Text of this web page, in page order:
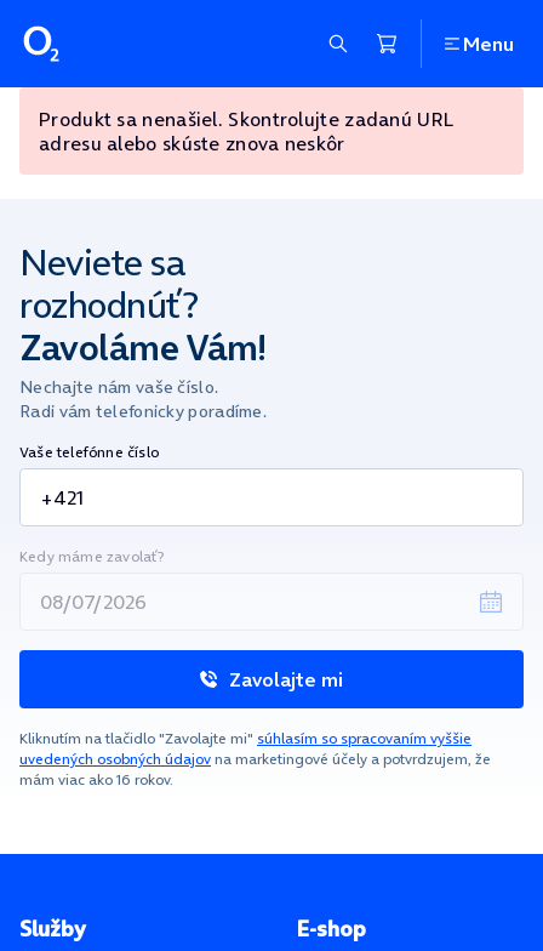
Menu
Produkt sa nenašiel. Skontrolujte zadanú URL
adresu alebo skúste znova neskôr
Neviete sa
rozhodnúť?
Zavoláme Vám!
Nechajte nám vaše číslo.
Radi vám telefonicky poradíme.
Vaše telefónne číslo
Kedy máme zavolať?
Zavolajte mi
Kliknutím na tlačidlo "Zavolajte mi" súhlasím so spracovaním vyššie
uvedených osobných údajovna marketingové účely a potvrdzujem, že
mám viac ako 16 rokov.
Pätička stránky
Služby E-shop